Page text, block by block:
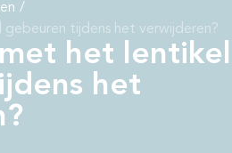
/
tijdens het verwijderen?
het lentikel
het